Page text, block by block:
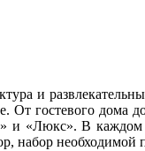
и
гостевого дома
и «Люкс». В каждом
набор необходимой